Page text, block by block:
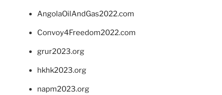
AngolaOilAndGas2022.com
Convoy4Freedom2022.com
grur2023.org
hkhk2023.org
napm2023.org